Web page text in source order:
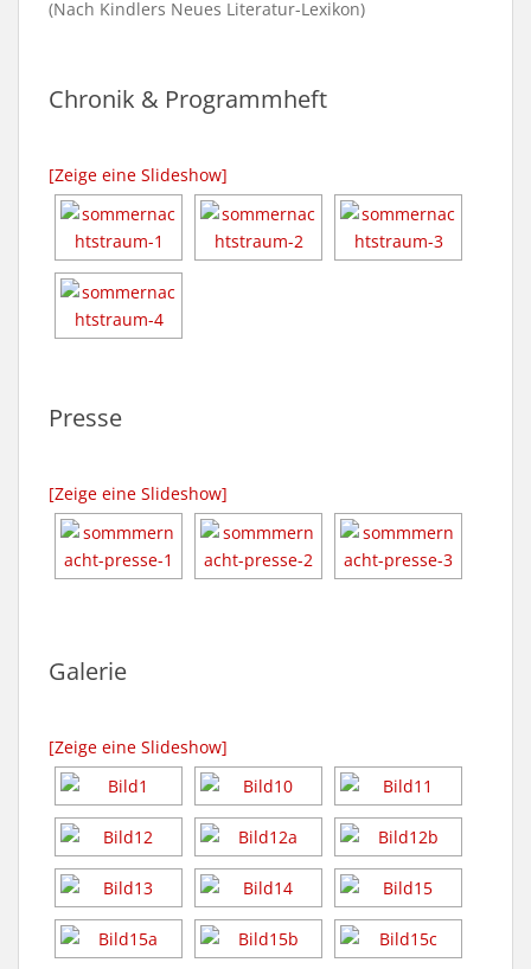
(Nach Kindlers Neues Literatur-Lexikon)
Chronik & Programmheft
[Zeige eine Slideshow]
Presse
[Zeige eine Slideshow]
Galerie
[Zeige eine Slideshow]